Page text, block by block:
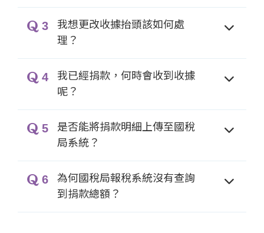
3
我想更改收據抬頭該如何處
理？
4
我已經捐款，何時會收到收據
呢？
5
是否能將捐款明細上傳至國稅
局系統？
6
為何國稅局報稅系統沒有查詢
到捐款總額？